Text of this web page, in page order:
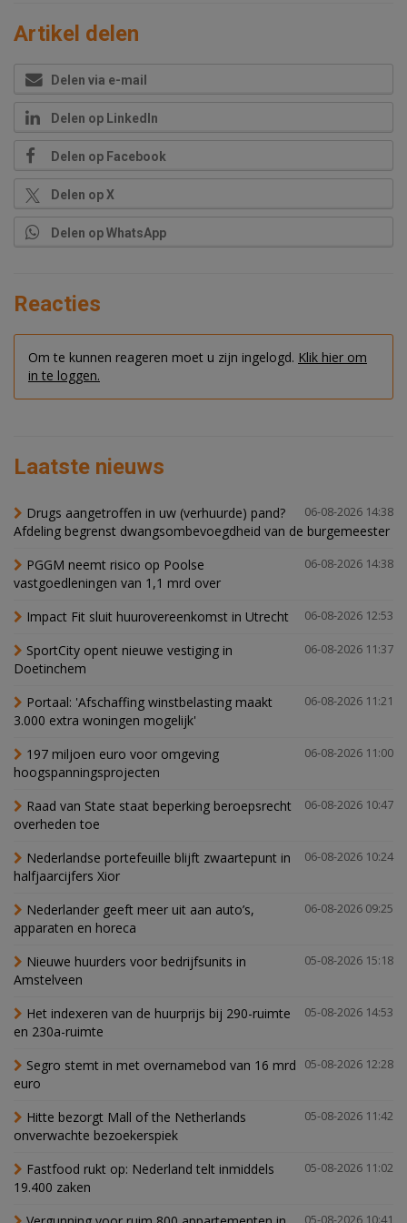
Artikel delen
Delen via e-mail
Delen op LinkedIn
Delen op Facebook
Delen op X
Delen op WhatsApp
Reacties
Om te kunnen reageren moet u zijn ingelogd. Klik hier om
in te loggen.
Laatste nieuws
06-08-2026 14:38
Drugs aangetroffen in uw (verhuurde) pand?
Afdeling begrenst dwangsombevoegdheid van de burgemeester
06-08-2026 14:38
PGGM neemt risico op Poolse
vastgoedleningen van 1,1 mrd over
06-08-2026 12:53
Impact Fit sluit huurovereenkomst in Utrecht
06-08-2026 11:37
SportCity opent nieuwe vestiging in
Doetinchem
06-08-2026 11:21
Portaal: 'Afschaffing winstbelasting maakt
3.000 extra woningen mogelijk'
06-08-2026 11:00
197 miljoen euro voor omgeving
hoogspanningsprojecten
06-08-2026 10:47
Raad van State staat beperking beroepsrecht
overheden toe
06-08-2026 10:24
Nederlandse portefeuille blijft zwaartepunt in
halfjaarcijfers Xior
06-08-2026 09:25
Nederlander geeft meer uit aan auto’s,
apparaten en horeca
05-08-2026 15:18
Nieuwe huurders voor bedrijfsunits in
Amstelveen
05-08-2026 14:53
Het indexeren van de huurprijs bij 290-ruimte
en 230a-ruimte
05-08-2026 12:28
Segro stemt in met overnamebod van 16 mrd
euro
05-08-2026 11:42
Hitte bezorgt Mall of the Netherlands
onverwachte bezoekerspiek
05-08-2026 11:02
Fastfood rukt op: Nederland telt inmiddels
19.400 zaken
05-08-2026 10:41